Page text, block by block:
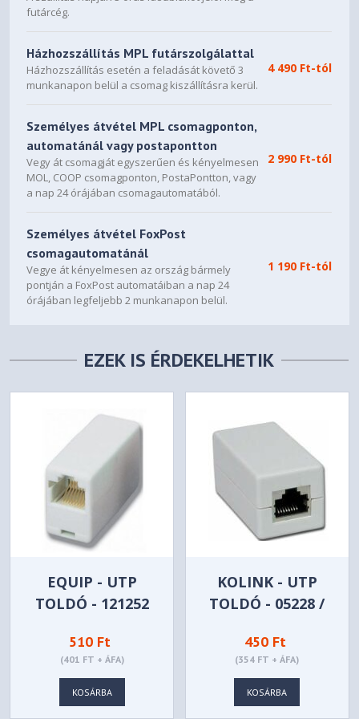
futárcég.
Házhozszállítás MPL futárszolgálattal
Házhozszállítás esetén a feladását követő 3
munkanapon belül a csomag kiszállításra kerül.
4 490 Ft-tól
Személyes átvétel MPL csomagponton,
automatánál vagy postapontton
Vegy át csomagját egyszerűen és kényelmesen
MOL, COOP csomagponton, PostaPontton, vagy
a nap 24 órájában csomagautomatából.
2 990 Ft-tól
Személyes átvétel FoxPost
csomagautomatánál
Vegye át kényelmesen az ország bármely
pontján a FoxPost automatáiban a nap 24
órájában legfeljebb 2 munkanapon belül.
1 190 Ft-tól
EZEK IS ÉRDEKELHETIK
EQUIP - UTP
TOLDÓ - 121252
510 Ft
(401 FT + ÁFA)
KOSÁRBA
KOLINK - UTP
TOLDÓ - 05228 /
450 Ft
(354 FT + ÁFA)
KOSÁRBA